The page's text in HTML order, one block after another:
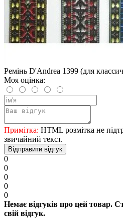
Ремінь D'Andrea 1399 (для
Моя оцінка:
Примітка: HTML розмітка не
звичайний текст.
Відправити відгук
0
0
0
0
0
Немає відгуків про цей товар.
свій відгук.